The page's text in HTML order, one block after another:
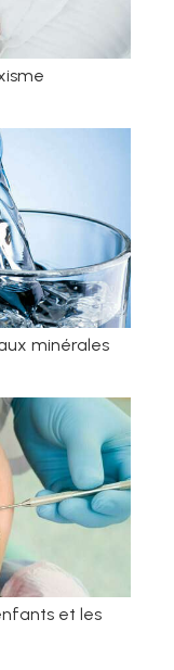
minérales
et les